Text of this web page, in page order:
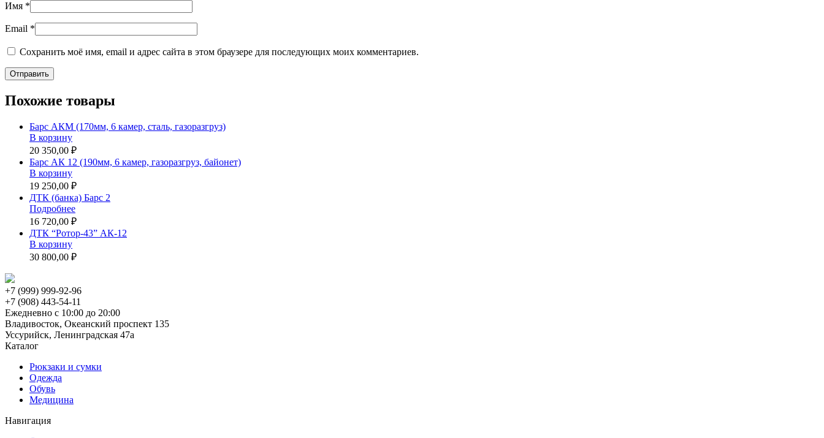
Имя *
Email *
Сохранить моё имя, email и адрес сайта в этом браузере для последующих моих комментариев.
Похожие товары
Барс АКМ (170мм, 6 камер, сталь, газоразгруз)
В корзину
20 350,00 ₽
Барс АК 12 (190мм, 6 камер, газоразгруз, байонет)
В корзину
19 250,00 ₽
ДТК (банка) Барс 2
Подробнее
16 720,00 ₽
ДТК “Ротор-43” АК-12
В корзину
30 800,00 ₽
+7 (999) 999-92-96
+7 (908) 443-54-11
Ежедневно с 10:00 до 20:00
Владивосток, Океанский проспект 135
Уссурийск, Ленинградская 47а
Каталог
Рюкзаки и сумки
Одежда
Обувь
Медицина
Навигация